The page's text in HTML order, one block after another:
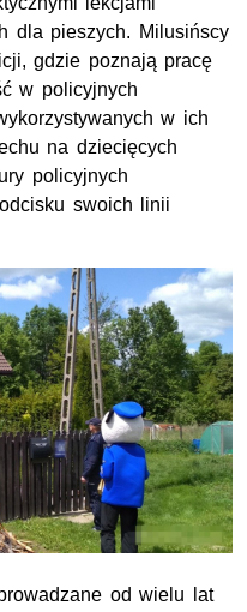
dla pieszych. Milusińscy
gdzie poznają pracę
w policyjnych
w ich
na dziecięcych
policyjnych
swoich linii
od wielu lat